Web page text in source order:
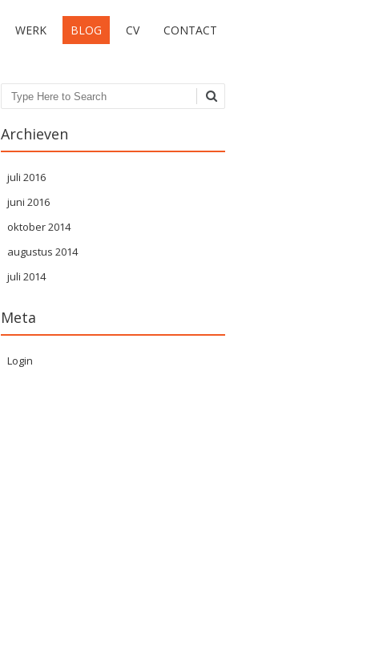
WERK BLOG CV CONTACT
Zoeken
Archieven
juli 2016
juni 2016
oktober 2014
augustus 2014
juli 2014
Meta
Login